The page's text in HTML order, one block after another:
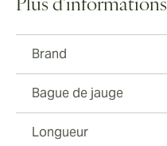
Plus d'informations
Brand
Bague de jauge
Longueur